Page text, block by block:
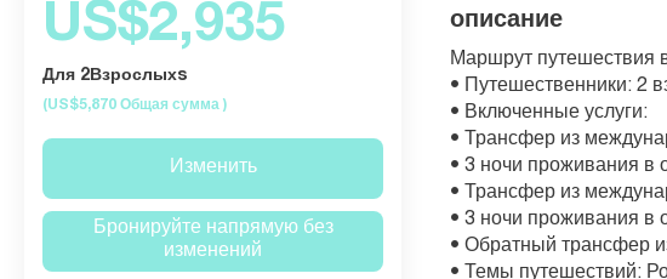
описание
Маршрут путешествия
• Путешественники: 2
• Включенные услуги:
• Трансфер из
• 3 ночи проживания в
• Трансфер из
• 3 ночи проживания в
• Обратный трансфер
• Темы путешествий:
US$2,935
Для 2Взрослыхs
(US$5,870 Общая сумма )
Изменить
Бронируйте напрямую без
изменений